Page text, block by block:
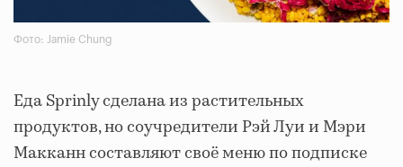
Фото: Jamie Chung
Еда Sprinly сделана из растительных
продуктов, но соучредители Рэй Луи и Мэри
Макканн составляют своё меню по подписке